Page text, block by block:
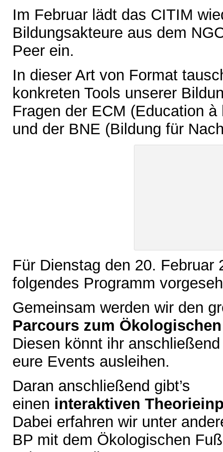
Im Februar lädt das CITIM
Bildungsakteure aus dem
Peer ein.
In dieser Art von Format
konkreten Tools unserer
Fragen der ECM (Education
und der BNE (Bildung für
Für Dienstag den 20. Februar
folgendes Programm
Gemeinsam werden wir den
Parcours zum
Diesen könnt ihr
eure Events ausleihen.
Daran anschließend gibt’s
einen interaktiven
Dabei erfahren wir unter
BP mit dem Ökologischen